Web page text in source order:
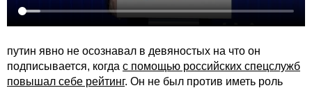
путин явно не осознавал в девяностых на что он
подписывается, когда с помощью российских спецслужб
повышал себе рейтинг. Он не был против иметь роль